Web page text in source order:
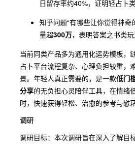
日留存率约40%，证明轻占卜
知乎问题“有哪些让你觉得神奇
量超300万，表明答案之书类
当前同类产品多为通用化运势模板，
占卜平台流程复杂、心理负担较重，
景。年轻人真正需要的，是一款低门
分享的无负担心灵陪伴工具，在情绪
时，快速获得轻松、治愈的参考与慰藉
调研
调研目标：本次调研旨在深入了解目